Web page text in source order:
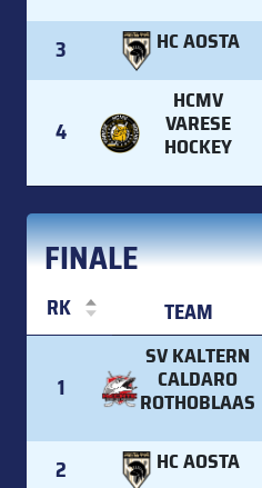
3 HC AOSTA
4
HCMV
VARESE
HOCKEY
FINALE
RK TEAM
TEAM
1
SV KALTERN
CALDARO
ROTHOBLAAS
2 HC AOSTA